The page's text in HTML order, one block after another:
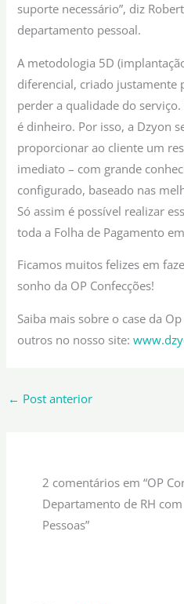
suporte necessário”, diz
departamento pessoal.
A metodologia 5D
diferencial, criado justamente
perder a qualidade do
é dinheiro. Por isso, a Dzyon
proporcionar ao cliente um
imediato – com grande
configurado, baseado nas
Só assim é possível realizar
toda a Folha de Pagamento
Ficamos muitos felizes em
sonho da OP Confecções!
Saiba mais sobre o case da
outros no nosso site:
← Post anterior
2 comentários em “OP
Departamento de RH
Pessoas”